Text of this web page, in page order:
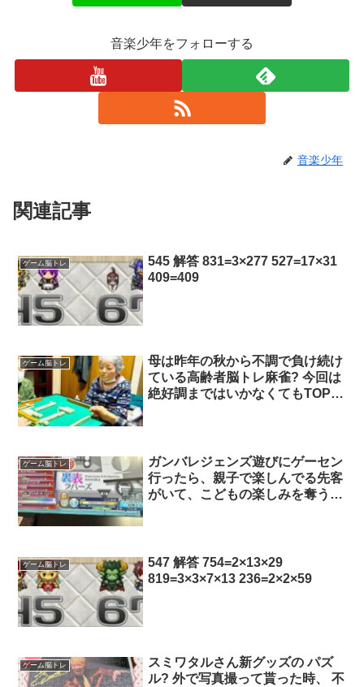
音楽少年をフォローする
音楽少年
関連記事
ゲーム脳トレ
545 解答 831=3×277 527=17×31
409=409
ゲーム脳トレ
母は昨年の秋から不調で負け続け
ている高齢者脳トレ麻雀?️ 今回は
絶好調まではいかなくてもTOPに
ゲーム脳トレ
ガンバレジェンズ遊びにゲーセン
行ったら、親子で楽しんでる先客
がいて、こどもの楽しみを奪うわ
ゲーム脳トレ
547 解答 754=2×13×29
819=3×3×7×13 236=2×2×59
ゲーム脳トレ
スミワタルさん新グッズの パズ
ル? 外で写真撮って貰った時、 不